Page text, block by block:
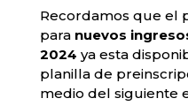
Recordamos que el
para nuevos
2024 ya esta
planilla de
medio del siguiente